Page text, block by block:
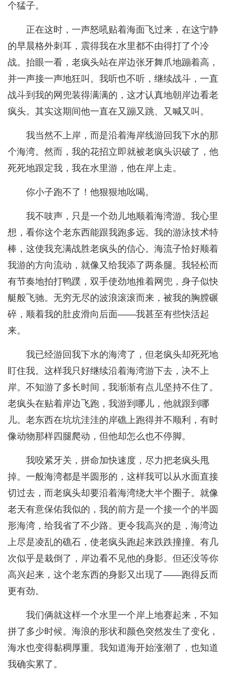
个猛子。
正在这时，一声怒吼贴着海面飞过来，在这宁静
的早晨格外刺耳，震得我在水里都不由得打了个冷
战。抬眼一看，老疯头站在岸边张牙舞爪地蹦着高，
并一声接一声地狂叫。我听也不听，继续战斗，一直
战斗到我的网兜装得满满的，这才认真地朝岸边看老
疯头。其实这期间他一直在又蹦又跳、又喊又叫。
我当然不上岸，而是沿着海岸线游回我下水的那
个海湾。然而，我的花招立即就被老疯头识破了，他
死死地跟定我，我在水里游，他在岸上走。
你小子跑不了！他狠狠地吆喝。
我不吱声，只是一个劲儿地顺着海湾游。我心里
想，看你这个老东西能跟我跑多远。我的游泳技术特
棒，这使我充满战胜老疯头的信心。海流子恰好顺着
我游的方向流动，就像又给我添了两条腿。我轻松而
有节奏地拍打鸭蹼，双手使劲地推着网兜，身子似快
艇般飞驰。无穷无尽的波浪滚滚而来，被我的胸膛碾
碎，顺着我的肚皮滑向后面——我甚至有些快活起
来。
我已经游回我下水的海湾了，但老疯头却死死地
盯住我。这样我只好继续沿着海湾游下去，决不上
岸。不知游了多长时间，我渐渐有点儿坚持不住了。
老疯头在贴着岸边飞跑，我游到哪儿，他就跟到哪
儿。老东西在坑坑洼洼的岸礁上跑得并不顺利，有时
像动物那样四腿爬动，但他却怎么也不停脚。
我咬紧牙关，拼命加快速度，尽力把老疯头甩
掉。一般海湾都是半圆形的，这样我可以从水面直接
切过去，而老疯头却要沿着海湾绕大半个圈子。就像
老天有意保佑我似的，我的前方是一个接一个的半圆
形海湾，给我省了不少路。更令我高兴的是，海湾边
上尽是凌乱的礁石，使老疯头跑起来跌跌撞撞。有几
次似乎是栽倒了，岸边看不见他的身影。但还没等你
高兴起来，这个老东西的身影又出现了——跑得反而
更有劲。
我们俩就这样一个水里一个岸上地赛起来，不知
拼了多少时候。海浪的形状和颜色突然发生了变化，
海水也变得黏稠厚重。我知道海开始涨潮了，也知道
我确实累了。